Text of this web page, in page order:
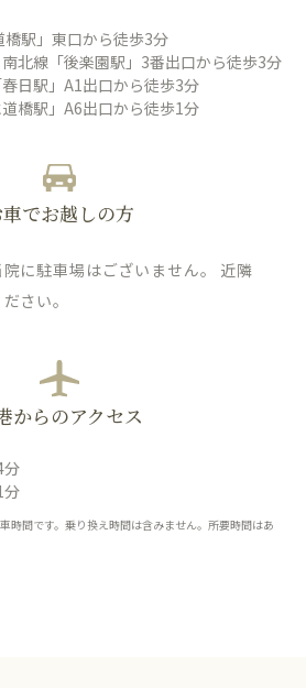
駅」東口から徒歩3分
北線「後楽園駅」3番出口から徒歩3分
日駅」A1出口から徒歩3分
橋駅」A6出口から徒歩1分
でお越しの方
に駐車場はございません。 近隣
さい。
からのアクセス
分
分
時間です。乗り換え時間は含みません。所要時間はあ